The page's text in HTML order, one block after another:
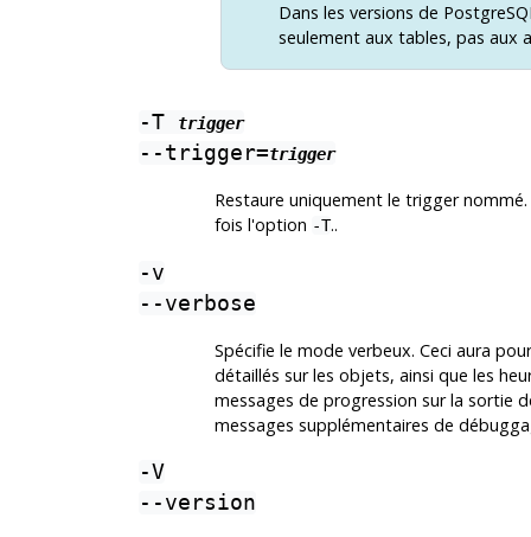
Dans les versions de
seulement aux tables, pas aux
-T trigger
--trigger=trigger
Restaure uniquement le trigger
fois l'option -T..
-v
--verbose
Spécifie le mode verbeux. Ceci aura
détaillés sur les objets, ainsi que les
messages de progression sur la sortie
messages supplémentaires de
-V
--version